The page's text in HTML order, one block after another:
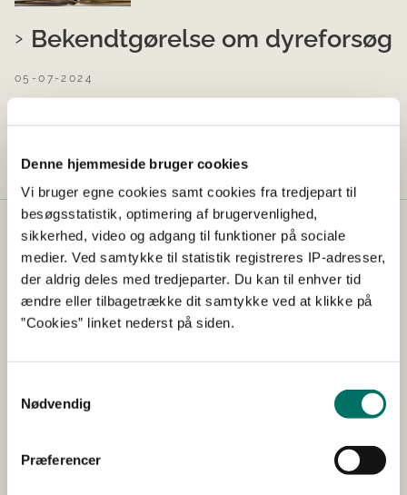
Denne hjemmeside bruger cookies
Vi bruger egne cookies samt cookies fra tredjepart til
besøgsstatistik, optimering af brugervenlighed,
sikkerhed, video og adgang til funktioner på sociale
medier. Ved samtykke til statistik registreres IP-adresser,
der aldrig deles med tredjeparter. Du kan til enhver tid
ændre eller tilbagetrække dit samtykke ved at klikke på
”Cookies” linket nederst på siden.
Nødvendig
Præferencer
Bekendtgørelse om dyreforsøg
05-07-2024
bekendtgørelse om dyreforsøg i høring.
Dyreforsøgstilsynet
Dyreforsøgstilsynet behandler ansøgninger om
dyreforsøg og foretager inspektioner af alle
dyreforsøgsfaciliteter i Danmark. Dyreforsøgstilsynet
forsøgsdyr samt forsøgsdyrslovgivning generelt.
Genveje
Lovgivning